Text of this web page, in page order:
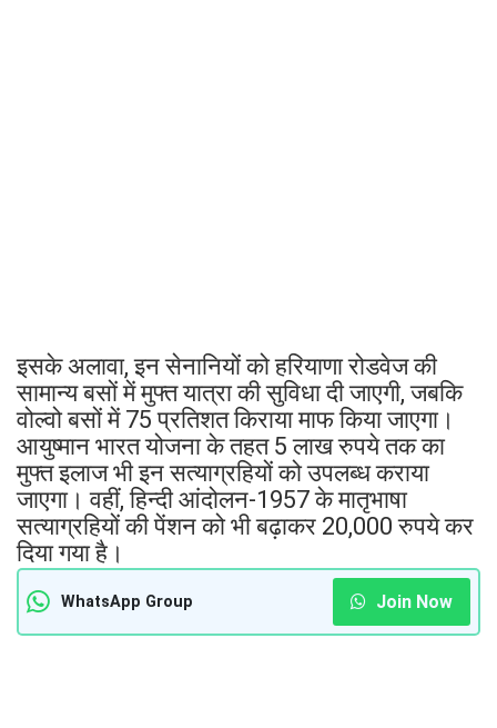
इसके अलावा, इन सेनानियों को हरियाणा रोडवेज की
सामान्य बसों में मुफ्त यात्रा की सुविधा दी जाएगी, जबकि
वोल्वो बसों में 75 प्रतिशत किराया माफ किया जाएगा।
आयुष्मान भारत योजना के तहत 5 लाख रुपये तक का
मुफ्त इलाज भी इन सत्याग्रहियों को उपलब्ध कराया
जाएगा। वहीं, हिन्दी आंदोलन-1957 के मातृभाषा
सत्याग्रहियों की पेंशन को भी बढ़ाकर 20,000 रुपये कर
दिया गया है।
WhatsApp Group Join Now